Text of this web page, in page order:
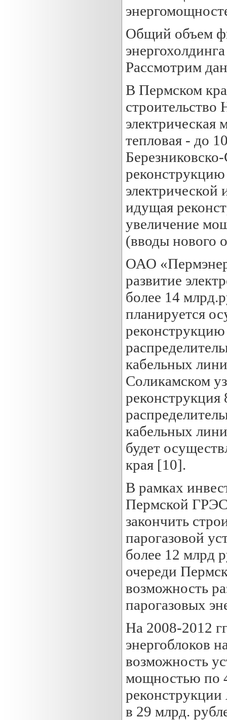
Общий объем
Рассмотрим
В Пермском
тепловая - до
идущая
увеличение
(вводы нового
ОАО
развитие
более 14
планируется
кабельных
Соликамском
кабельных
будет
края [10].
В рамках
Пермской ГРЭС
закончить
парогазовой
более 12 млрд
очереди
возможность
парогазовых
На 2008-2012
энергоблоков
возможность
мощностью по
в 29 млрд.